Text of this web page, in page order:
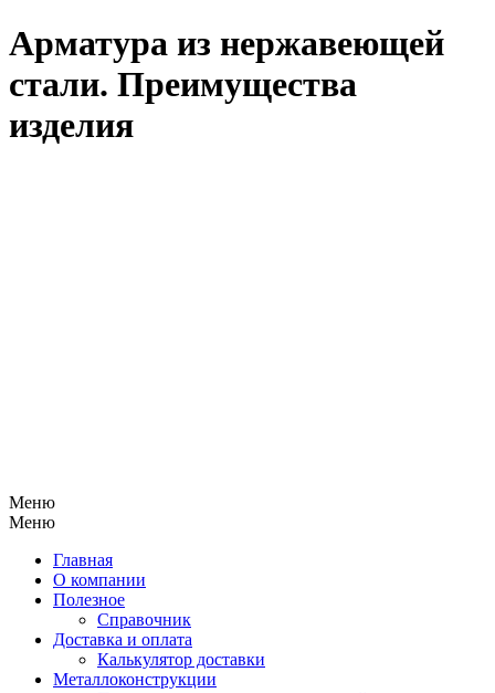
Арматура из нержавеющей
стали. Преимущества
изделия
Меню
Меню
Главная
О компании
Полезное
Справочник
Доставка и оплата
Калькулятор доставки
Металлоконструкции